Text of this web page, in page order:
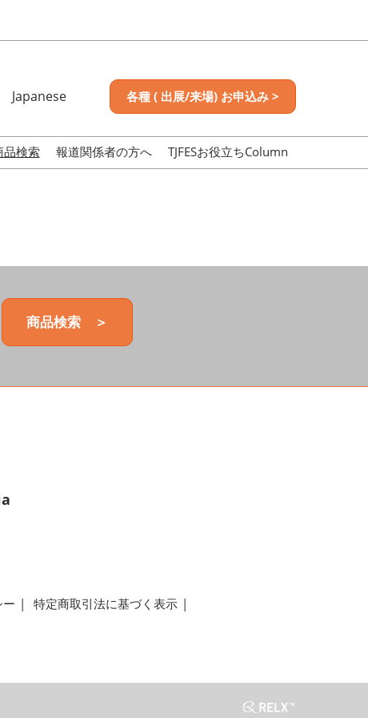
Japanese
各種 ( 出展/来場) お申込み >
品検索 報道関係者の方へ TJFESお役立ちColumn
商品検索 ＞
特定商取引法に基づく表示